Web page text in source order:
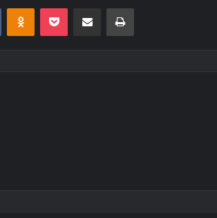
VKontakteOdnoklassniki
Pocket E-Posta ile paylaş Yazdır